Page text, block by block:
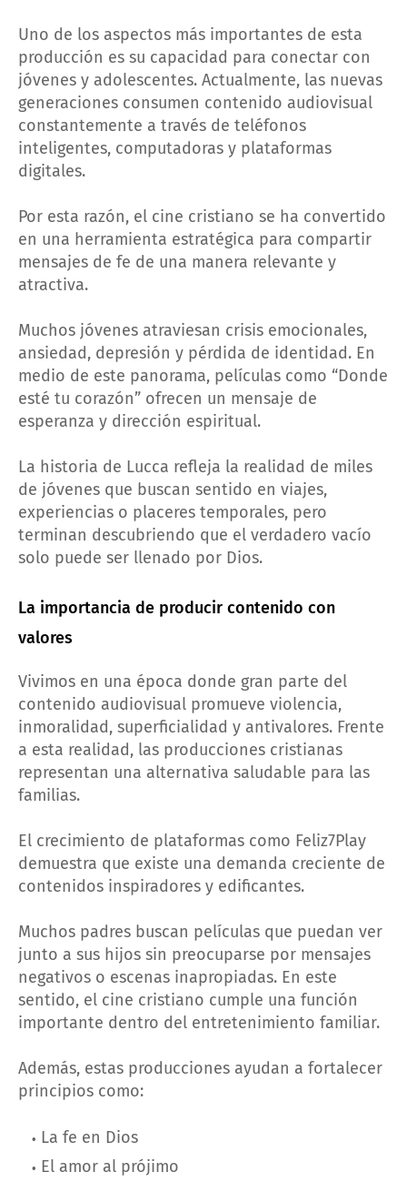
Uno de los aspectos más importantes de esta
producción es su capacidad para conectar con
jóvenes y adolescentes. Actualmente, las nuevas
generaciones consumen contenido audiovisual
constantemente a través de teléfonos
inteligentes, computadoras y plataformas
digitales.
Por esta razón, el cine cristiano se ha convertido
en una herramienta estratégica para compartir
mensajes de fe de una manera relevante y
atractiva.
Muchos jóvenes atraviesan crisis emocionales,
ansiedad, depresión y pérdida de identidad. En
medio de este panorama, películas como “Donde
esté tu corazón” ofrecen un mensaje de
esperanza y dirección espiritual.
La historia de Lucca refleja la realidad de miles
de jóvenes que buscan sentido en viajes,
experiencias o placeres temporales, pero
terminan descubriendo que el verdadero vacío
solo puede ser llenado por Dios.
La importancia de producir contenido con
valores
Vivimos en una época donde gran parte del
contenido audiovisual promueve violencia,
inmoralidad, superficialidad y antivalores. Frente
a esta realidad, las producciones cristianas
representan una alternativa saludable para las
familias.
El crecimiento de plataformas como Feliz7Play
demuestra que existe una demanda creciente de
contenidos inspiradores y edificantes.
Muchos padres buscan películas que puedan ver
junto a sus hijos sin preocuparse por mensajes
negativos o escenas inapropiadas. En este
sentido, el cine cristiano cumple una función
importante dentro del entretenimiento familiar.
Además, estas producciones ayudan a fortalecer
principios como:
La fe en Dios
El amor al prójimo